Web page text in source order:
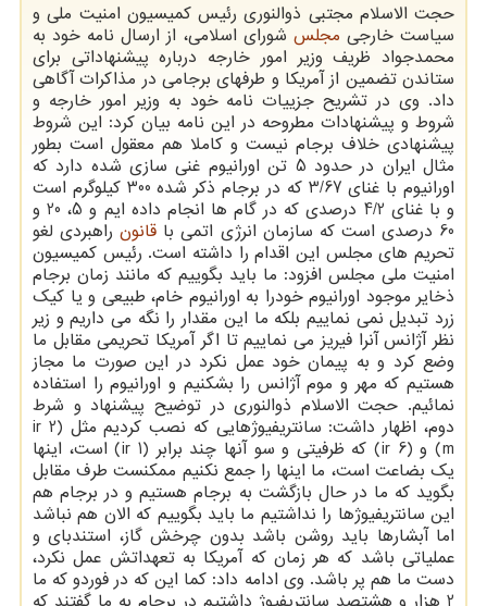
حجت الاسلام مجتبی ذوالنوری رئیس کمیسیون امنیت ملی و
سیاست خارجی مجلس شورای اسلامی، از ارسال نامه خود به
محمدجواد ظریف وزیر امور خارجه درباره پیشنهاداتی برای
ستاندن تضمین از آمریکا و طرفهای برجامی در مذاکرات آگاهی
داد. وی در تشریح جزییات نامه خود به وزیر امور خارجه و
شروط و پیشنهادات مطروحه در این نامه بیان کرد: این شروط
پیشنهادی خلاف برجام نیست و کاملا هم معقول است بطور
مثال ایران در حدود 5 تن اورانیوم غنی سازی شده دارد که
اورانیوم با غنای 3/67 که در برجام ذکر شده 300 کیلوگرم است
و با غنای 4/2 درصدی که در گام ها انجام داده ایم و 5، 20 و
60 درصدی است که سازمان انرژی اتمی با
قانونراهبردی لغو
تحریم های مجلس این اقدام را داشته است. رئیس کمیسیون
امنیت ملی مجلس افزود: ما باید بگوییم که مانند زمان برجام
ذخایر موجود اورانیوم خودرا به اورانیوم خام، طبیعی و یا کیک
زرد تبدیل نمی نماییم بلکه ما این مقدار را نگه می داریم و زیر
نظر آژانس آنرا فیریز می نماییم تا اگر آمریکا تحریمی مقابل ما
وضع کرد و به پیمان خود عمل نکرد در این صورت ما مجاز
هستیم که مهر و موم آژانس را بشکنیم و اورانیوم را استفاده
نمائیم. حجت الاسلام ذوالنوری در توضیح پیشنهاد و شرط
دوم، اظهار داشت: سانتریفیوژهایی که نصب کردیم مثل (ir 2
m) و (ir 6) که ظرفیتی و سو آنها چند برابر (ir 1) است، اینها
یک بضاعت است، ما اینها را جمع نکنیم ممکنست طرف مقابل
بگوید که ما در حال بازگشت به برجام هستیم و در برجام هم
این سانتریفیوژها را نداشتیم ما باید بگوییم که الان هم نباشد
اما آبشارها باید روشن باشد بدون چرخش گاز، استندبای و
عملیاتی باشد که هر زمان که آمریکا به تعهداتش عمل نکرد،
دست ما هم پر باشد. وی ادامه داد: کما این که در فوردو که ما